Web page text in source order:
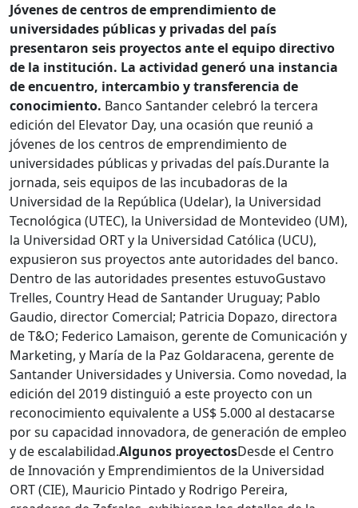
Jóvenes de centros de emprendimiento de
universidades públicas y privadas del país
presentaron seis proyectos ante el equipo directivo
de la institución. La actividad generó una instancia
de encuentro, intercambio y transferencia de
conocimiento. Banco Santander celebró la tercera
edición del Elevator Day, una ocasión que reunió a
jóvenes de los centros de emprendimiento de
universidades públicas y privadas del país.Durante la
jornada, seis equipos de las incubadoras de la
Universidad de la República (Udelar), la Universidad
Tecnológica (UTEC), la Universidad de Montevideo (UM),
la Universidad ORT y la Universidad Católica (UCU),
expusieron sus proyectos ante autoridades del banco.
Dentro de las autoridades presentes estuvoGustavo
Trelles, Country Head de Santander Uruguay; Pablo
Gaudio, director Comercial; Patricia Dopazo, directora
de T&O; Federico Lamaison, gerente de Comunicación y
Marketing, y María de la Paz Goldaracena, gerente de
Santander Universidades y Universia. Como novedad, la
edición del 2019 distinguió a este proyecto con un
reconocimiento equivalente a US$ 5.000 al destacarse
por su capacidad innovadora, de generación de empleo
y de escalabilidad.Algunos proyectosDesde el Centro
de Innovación y Emprendimientos de la Universidad
ORT (CIE), Mauricio Pintado y Rodrigo Pereira,